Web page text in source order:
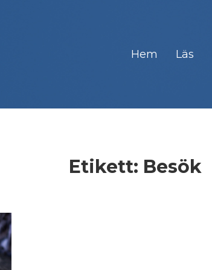
Hem Läs
Etikett: Besök